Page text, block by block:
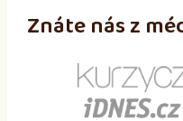
Znáte nás z